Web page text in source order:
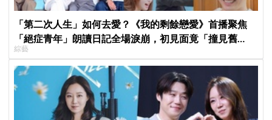
「第二次人生」如何去愛？《我的剩餘戀愛》首播聚焦
「絕症青年」朗讀日記全場淚崩，初見面竟「撞見舊
識」！
綜藝